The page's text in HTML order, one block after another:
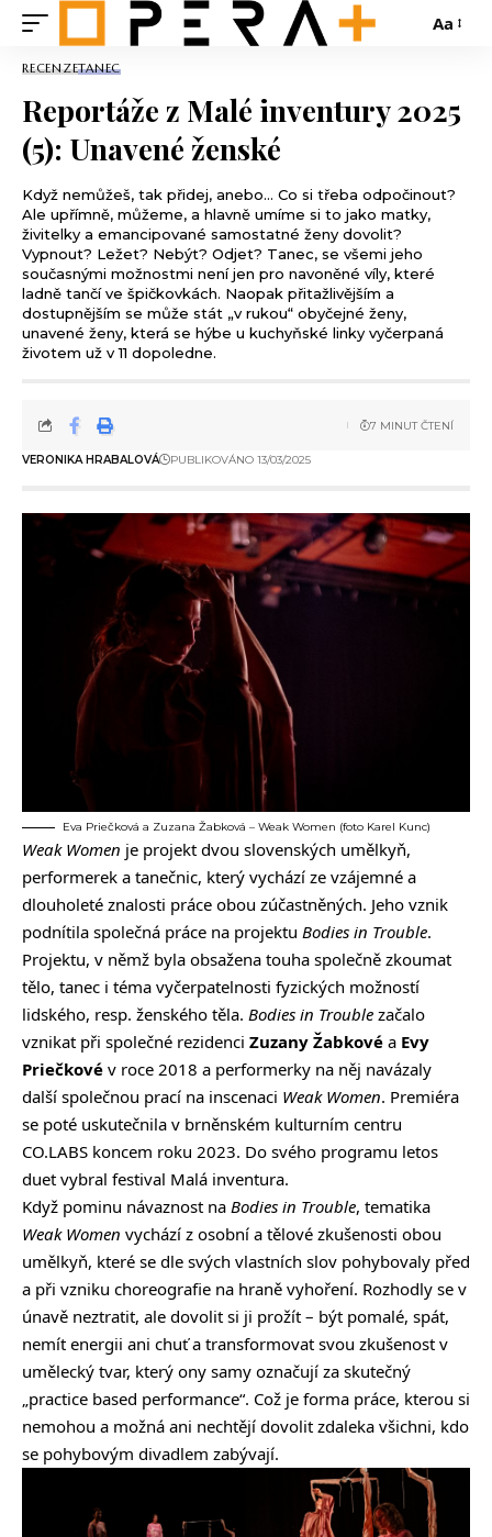
Aa
RECENZETANEC
Reportáže z Malé inventury 2025
(5): Unavené ženské
Když nemůžeš, tak přidej, anebo… Co si třeba odpočinout?
Ale upřímně, můžeme, a hlavně umíme si to jako matky,
živitelky a emancipované samostatné ženy dovolit?
Vypnout? Ležet? Nebýt? Odjet? Tanec, se všemi jeho
současnými možnostmi není jen pro navoněné víly, které
ladně tančí ve špičkovkách. Naopak přitažlivějším a
dostupnějším se může stát „v rukou“ obyčejné ženy,
unavené ženy, která se hýbe u kuchyňské linky vyčerpaná
životem už v 11 dopoledne.
VERONIKA HRABALOVÁ PUBLIKOVÁNO 13/03/2025
7 MINUT ČTENÍ
Eva Priečková a Zuzana Žabková – Weak Women (foto Karel Kunc)
Weak Women je projekt dvou slovenských umělkyň,
performerek a tanečnic, který vychází ze vzájemné a
dlouholeté znalosti práce obou zúčastněných. Jeho vznik
podnítila společná práce na projektu Bodies in Trouble.
Projektu, v němž byla obsažena touha společně zkoumat
tělo, tanec i téma vyčerpatelnosti fyzických možností
lidského, resp. ženského těla. Bodies in Trouble začalo
vznikat při společné rezidenci Zuzany Žabkové a Evy
Priečkové v roce 2018 a performerky na něj navázaly
další společnou prací na inscenaci Weak Women. Premiéra
se poté uskutečnila v brněnském kulturním centru
CO.LABS koncem roku 2023. Do svého programu letos
duet vybral festival Malá inventura.
Když pominu návaznost na Bodies in Trouble, tematika
Weak Women vychází z osobní a tělové zkušenosti obou
umělkyň, které se dle svých vlastních slov pohybovaly před
a při vzniku choreografie na hraně vyhoření. Rozhodly se v
únavě neztratit, ale dovolit si ji prožít – být pomalé, spát,
nemít energii ani chuť a transformovat svou zkušenost v
umělecký tvar, který ony samy označují za skutečný
„practice based performance“. Což je forma práce, kterou si
nemohou a možná ani nechtějí dovolit zdaleka všichni, kdo
se pohybovým divadlem zabývají.